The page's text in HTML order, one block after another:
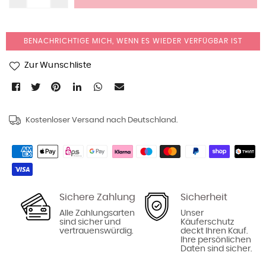
BENACHRICHTIGE MICH, WENN ES WIEDER VERFÜGBAR IST
Zur Wunschliste
Kostenloser Versand nach Deutschland.
Sichere Zahlung
Alle Zahlungsarten
sind sicher und
vertrauenswürdig.
Sicherheit
Unser
Käuferschutz
deckt Ihren Kauf.
Ihre persönlichen
Daten sind sicher.